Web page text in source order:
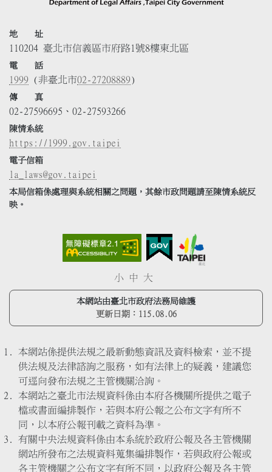
地 址
110204 臺北市信義區市府路1號8樓東北區
電 話
1999 (非臺北市02-27208889)
傳 真
02-27596695、02-27593266
陳情系統
https://1999.gov.taipei
電子信箱
la_laws@gov.taipei
本局信箱係處理與系統相關之問題，其餘市政問題請至陳情系統反
映。
小 中 大
本網站由臺北市政府法務局維護
更新日期： 115.08.06
本網站係提供法規之最新動態資訊及資料檢索，並不提
供法規及法律諮詢之服務，如有法律上的疑義，建議您
可逕向發布法規之主管機關洽詢。
本網站之臺北市法規資料係由本府各機關所提供之電子
檔或書面編排製作，若與本府公報之公布文字有所不
同，以本府公報刊載之資料為準。
有關中央法規資料係由本系統於政府公報及各主管機關
網站所發布之法規資料蒐集編排製作，若與政府公報或
各主管機關之公布文字有所不同，以政府公報及各主管